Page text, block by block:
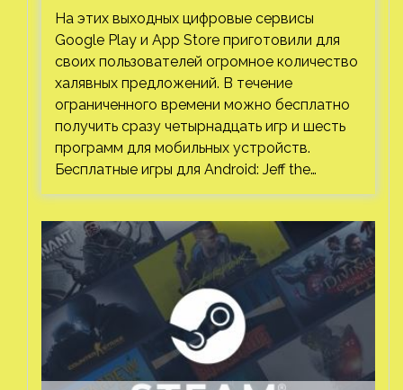
Play и App Store. Есть проект с 1 млн
загрузок
На этих выходных цифровые сервисы
Google Play и App Store приготовили для
своих пользователей огромное количество
халявных предложений. В течение
ограниченного времени можно бесплатно
получить сразу четырнадцать игр и шесть
программ для мобильных устройств.
Бесплатные игры для Android: Jeff the…